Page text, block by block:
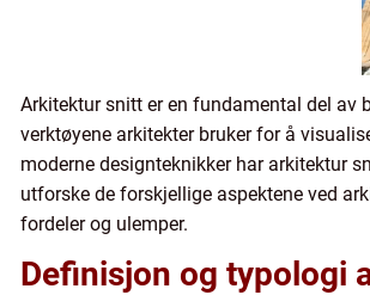
Arkitektur snitt er en fundamental del av
verktøyene arkitekter bruker for å
moderne designteknikker har arkitektur
utforske de forskjellige aspektene ved
fordeler og ulemper.
Definisjon og typologi